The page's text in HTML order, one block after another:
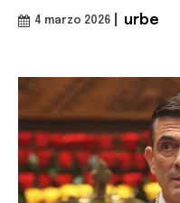
4 marzo 2026 urbe